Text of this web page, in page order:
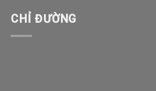
CHỈ ĐƯỜNG